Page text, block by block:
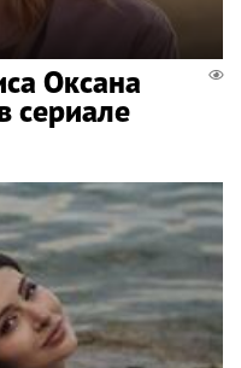
Оксана
сериале